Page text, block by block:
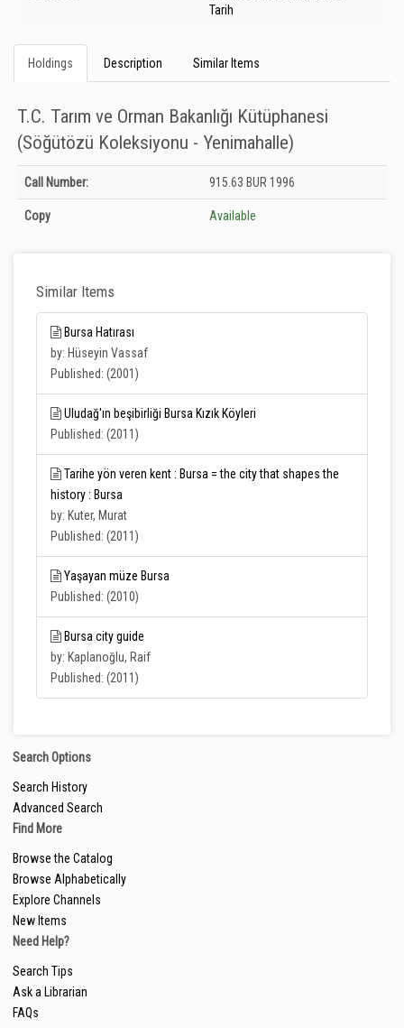
Tarih
Holdings Description Similar Items
T.C. Tarım ve Orman Bakanlığı Kütüphanesi
(Söğütözü Koleksiyonu - Yenimahalle)
Holdings details from T.C. Tarım ve Orman Bakanlığı Kütüphanesi (Söğütözü
Koleksiyonu - Yenimahalle): Unknown
Call Number: 915.63 BUR 1996
Copy Available
Similar Items
Bursa Hatırası
by: Hüseyin Vassaf
Published: (2001)
Uludağ'ın beşibirliği Bursa Kızık Köyleri
Published: (2011)
Tarihe yön veren kent : Bursa = the city that shapes the
history : Bursa
by: Kuter, Murat
Published: (2011)
Yaşayan müze Bursa
Published: (2010)
Bursa city guide
by: Kaplanoğlu, Raif
Published: (2011)
Search Options
Search History
Advanced Search
Find More
Browse the Catalog
Browse Alphabetically
Explore Channels
New Items
Need Help?
Search Tips
Ask a Librarian
FAQs